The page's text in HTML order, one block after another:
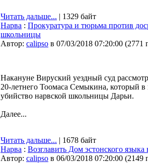
Читать дальше... | 1329 байт
Нарва : Прокуратура и тюрьма против
школьницы
Автор: calipso в 07/03/2018 07:20:00 (2771
Накануне Вируский уездный суд
20-летнего Тоомаса Семыкина, который
убийство нарвской школьницы Дарьи.
Далее...
Читать дальше... | 1678 байт
Нарва : Возглавить Дом эстонского языка
Автор: calipso в 06/03/2018 07:20:00 (2149